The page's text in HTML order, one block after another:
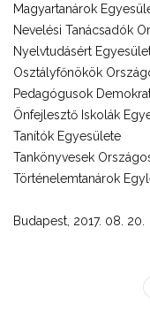
Magyartanárok
Nevelési Tanácsadók
Nyelvtudásért
Osztályfőnökök
Pedagógusok
Önfejlesztő Iskolák
Tanítók Egyesülete
Tankönyvesek
Történelemtanárok
Budapest, 2017. 08. 20.